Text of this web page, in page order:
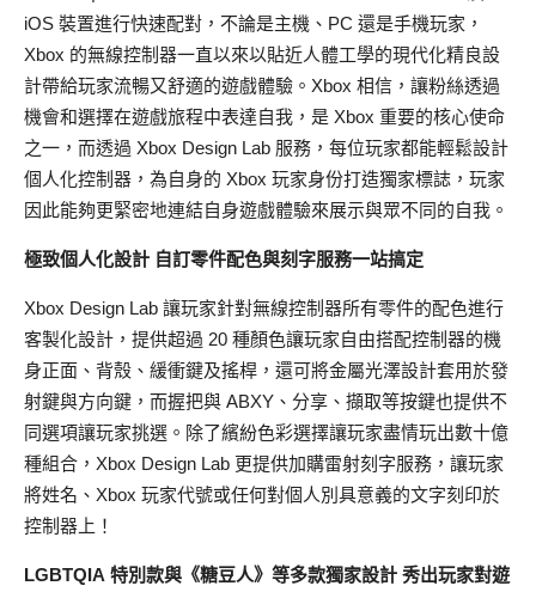
iOS 裝置進行快速配對，不論是主機、PC 還是手機玩家，
Xbox 的無線控制器一直以來以貼近人體工學的現代化精良設
計帶給玩家流暢又舒適的遊戲體驗。Xbox 相信，讓粉絲透過
機會和選擇在遊戲旅程中表達自我，是 Xbox 重要的核心使命
之一，而透過 Xbox Design Lab 服務，每位玩家都能輕鬆設計
個人化控制器，為自身的 Xbox 玩家身份打造獨家標誌，玩家
因此能夠更緊密地連結自身遊戲體驗來展示與眾不同的自我。
極致個人化設計 自訂零件配色與刻字服務一站搞定
Xbox Design Lab 讓玩家針對無線控制器所有零件的配色進行
客製化設計，提供超過 20 種顏色讓玩家自由搭配控制器的機
身正面、背殼、緩衝鍵及搖桿，還可將金屬光澤設計套用於發
射鍵與方向鍵，而握把與 ABXY、分享、擷取等按鍵也提供不
同選項讓玩家挑選。除了繽紛色彩選擇讓玩家盡情玩出數十億
種組合，Xbox Design Lab 更提供加購雷射刻字服務，讓玩家
將姓名、Xbox 玩家代號或任何對個人別具意義的文字刻印於
控制器上！
LGBTQIA 特別款與《糖豆人》等多款獨家設計 秀出玩家對遊